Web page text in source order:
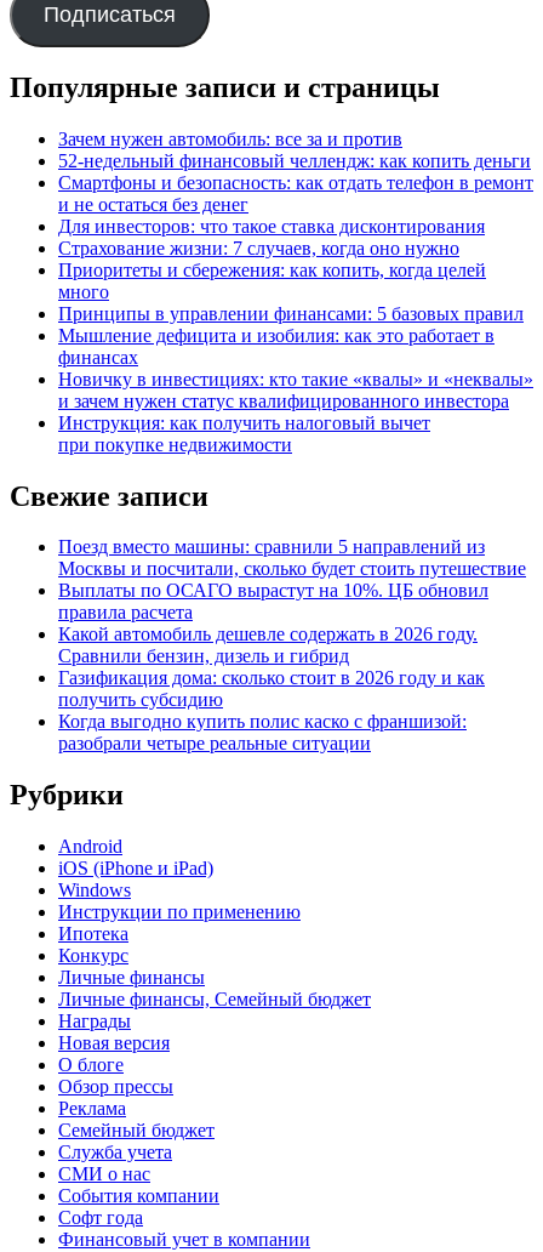
Подписаться
Популярные записи и страницы
Зачем нужен автомобиль: все за и против
52-недельный финансовый челлендж: как копить деньги
Смартфоны и безопасность: как отдать телефон в ремонт
и не остаться без денег
Для инвесторов: что такое ставка дисконтирования
Страхование жизни: 7 случаев, когда оно нужно
Приоритеты и сбережения: как копить, когда целей
много
Принципы в управлении финансами: 5 базовых правил
Мышление дефицита и изобилия: как это работает в
финансах
Новичку в инвестициях: кто такие «квалы» и «неквалы»
и зачем нужен статус квалифицированного инвестора
Инструкция: как получить налоговый вычет
при покупке недвижимости
Свежие записи
Поезд вместо машины: сравнили 5 направлений из
Москвы и посчитали, сколько будет стоить путешествие
Выплаты по ОСАГО вырастут на 10%. ЦБ обновил
правила расчета
Какой автомобиль дешевле содержать в 2026 году.
Сравнили бензин, дизель и гибрид
Газификация дома: сколько стоит в 2026 году и как
получить субсидию
Когда выгодно купить полис каско с франшизой:
разобрали четыре реальные ситуации
Рубрики
Android
iOS (iPhone и iPad)
Windows
Инструкции по применению
Ипотека
Конкурс
Личные финансы
Личные финансы, Семейный бюджет
Награды
Новая версия
О блоге
Обзор прессы
Реклама
Семейный бюджет
Служба учета
СМИ о нас
События компании
Софт года
Финансовый учет в компании